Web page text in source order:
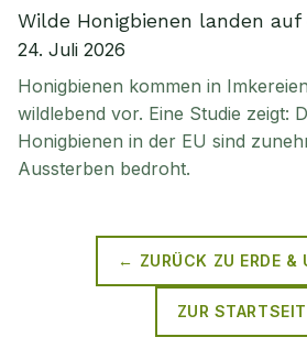
Wilde Honigbienen landen
24. Juli 2026
Honigbienen kommen in
wildlebend vor. Eine Studie zeigt:
Honigbienen in der EU sind
Aussterben bedroht.
← ZURÜCK ZU ERDE &
ZUR